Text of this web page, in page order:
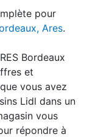
pour
Ares.
Bordeaux
et
vous avez
Lidl dans un
vous
répondre à